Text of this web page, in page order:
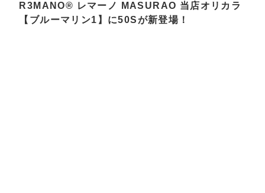
R3MANO®︎ レマーノ MASURAO 当店オリカラ
【ブルーマリン1】に50Sが新登場！